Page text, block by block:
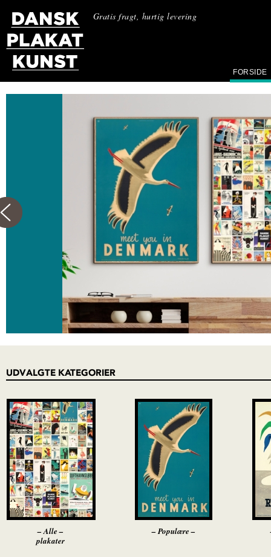
Gratis fragt, hurtig levering
FORSIDE
Plakatkunstens
Perler
Vi genudgiver de bedste danske
plakater fra 1900-tallet.
Restaureret og genptrykt så de står
lige så stærke, som da de blev skabt.
FIND DIN PLAKAT
UDVALGTE KATEGORIER
– Alle –
plakater
– Populære –